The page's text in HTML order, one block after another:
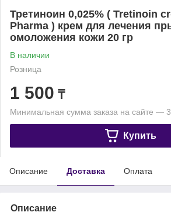
Третиноин 0,025% ( Tretinoin
Pharma ) крем для лечения
омоложения кожи 20 гр
В наличии
Розница
1 500 ₸
Минимальная сумма заказа на сайте —
Купить
Описание Доставка Оплата
Описание